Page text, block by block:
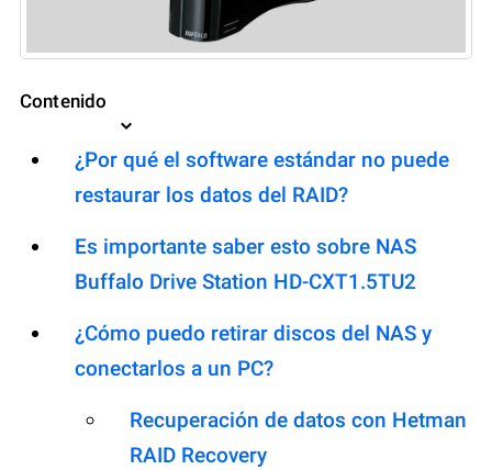
Contenido
¿Por qué el software estándar no puede
restaurar los datos del RAID?
Es importante saber esto sobre NAS
Buffalo Drive Station HD-CXT1.5TU2
¿Cómo puedo retirar discos del NAS y
conectarlos a un PC?
Recuperación de datos con Hetman
RAID Recovery